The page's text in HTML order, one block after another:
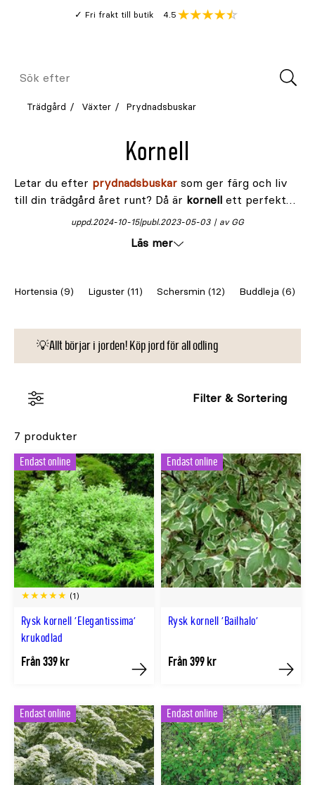
Fri frakt till butik
Genomsnitt
4.5
Meny
Sök
Trädgård Växter Prydnadsbuskar
Kornell
Letar du efter prydnadsbuskar som ger färg och liv
till din trädgård året runt? Då är kornell ett perfekt
val! Kornell är inte bara vacker, den är också lättskött
är dess färgstarka grenar ett härligt inslag, medan
klassiska kornellen till sorter som rysk kornell och
blomsterkornell – här finns något för varje trädgård!
publ.2023-05-03
uppd.2024-10-15 av GG
Läs mer
Hortensia (9) Liguster (11) Schersmin (12) Buddleja (6)
💡Allt börjar i jorden! Köp jord för all odling
Filter & Sortering
7 produkter
Rysk kornell 'Elegantissima'
krukodlad
(1)
Endast online
Från 339 kr
Köp
Rysk kornell 'Bailhalo'
Endast online
Från 399 kr
Köp
Endast online Endast online